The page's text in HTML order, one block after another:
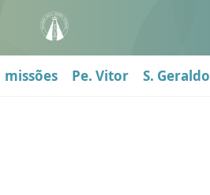
missões Pe. Vitor S. Geraldo